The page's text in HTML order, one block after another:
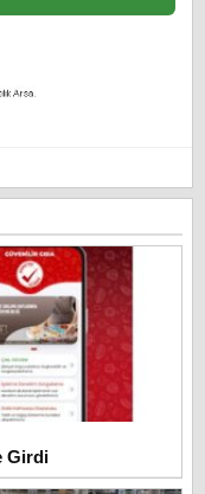
Girdi